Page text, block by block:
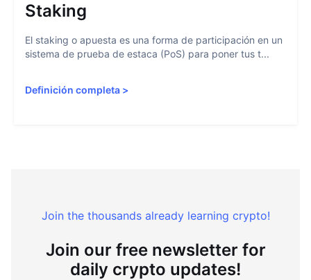
Staking
El staking o apuesta es una forma de participación en un
sistema de prueba de estaca (PoS) para poner tus t...
Definición completa >
Join the thousands already learning crypto!
Join our free newsletter for
daily crypto updates!